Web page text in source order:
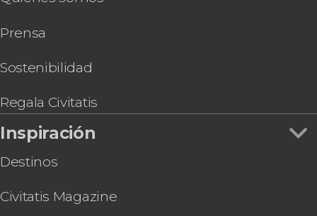
Prensa
Sostenibilidad
Regala Civitatis
Inspiración
Destinos
Civitatis Magazine